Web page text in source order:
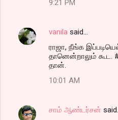
9:21 PM
vanila said…
ராஜா, நீங்க
தானென்றாலும்
தான்.
10:01 AM
சாம் ஆண்டர்சன்